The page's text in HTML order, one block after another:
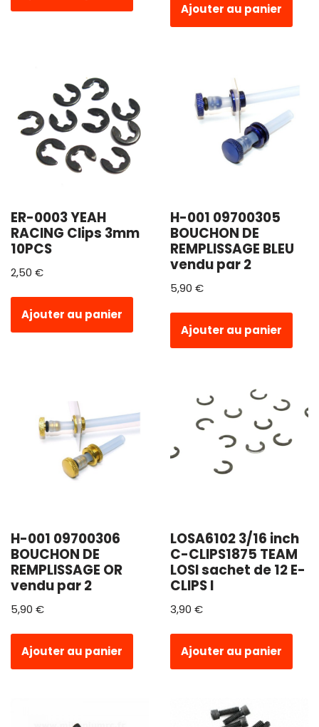
Ajouter au panier
ER-0003 YEAH
RACING Clips 3mm
10PCS
2,50 €
Ajouter au panier
H-001 09700305
BOUCHON DE
REMPLISSAGE BLEU
vendu par 2
5,90 €
Ajouter au panier
H-001 09700306
BOUCHON DE
REMPLISSAGE OR
vendu par 2
5,90 €
Ajouter au panier
LOSA6102 3/16 inch
C-CLIPS1875 TEAM
LOSI sachet de 12 E-
CLIPS l
3,90 €
Ajouter au panier